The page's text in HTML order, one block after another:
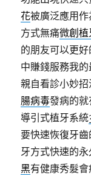
花被廣泛應用
方式無痛微創植
的朋友可以更
中賺錢服務我
親自看診小妙
腸病毒發病的
導引式植牙系統
要快速恢復牙
牙方式快速的
黑有健康秀髮